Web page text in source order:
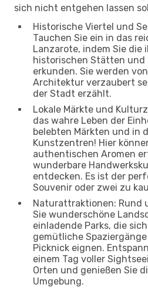
sich nicht entgehen lassen
Historische Viertel und
Tauchen Sie ein in das
Lanzarote, indem Sie die
historischen Stätten und
erkunden. Sie werden
Architektur verzaubert
der Stadt erzählt.
Lokale Märkte und
das wahre Leben der
belebten Märkten und in
Kunstzentren! Hier
authentischen Aromen
wunderbare
entdecken. Es ist der
Souvenir oder zwei zu
Naturattraktionen: Rund
Sie wunderschöne
einladende Parks, die
gemütliche
Picknick eignen.
einem Tag voller
Orten und genießen Sie
Umgebung.